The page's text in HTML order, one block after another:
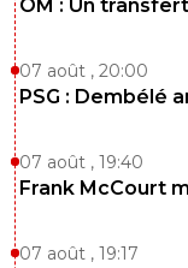
OM : Un
07 août , 20:00
PSG : Dembélé
07 août , 19:40
Frank McCourt
07 août , 19:17